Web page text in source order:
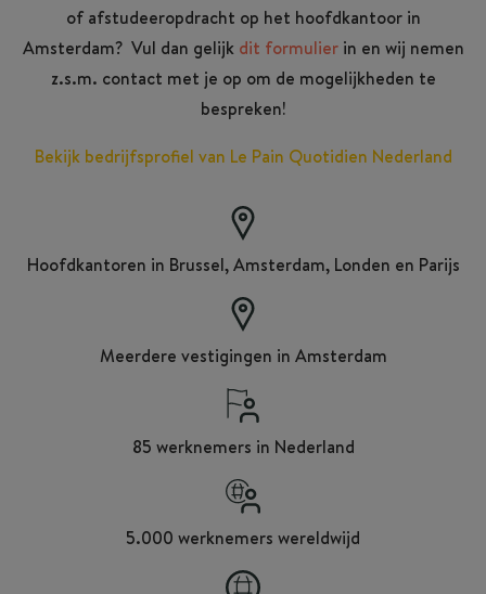
of afstudeeropdracht op het hoofdkantoor in
Amsterdam? Vul dan gelijk dit formulierin en wij nemen
z.s.m. contact met je op om de mogelijkheden te
bespreken!
Bekijk bedrijfsprofiel van Le Pain Quotidien Nederland
Hoofdkantoren in Brussel, Amsterdam, Londen en Parijs
Meerdere vestigingen in Amsterdam
85 werknemers in Nederland
5.000 werknemers wereldwijd